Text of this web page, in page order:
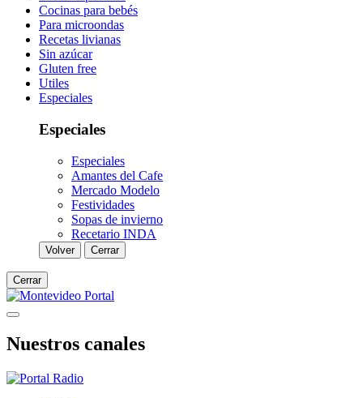
Cocinas para bebés
Para microondas
Recetas livianas
Sin azúcar
Gluten free
Utiles
Especiales
Especiales
Especiales
Amantes del Cafe
Mercado Modelo
Festividades
Sopas de invierno
Recetario INDA
Volver Cerrar
Cerrar
Nuestros canales